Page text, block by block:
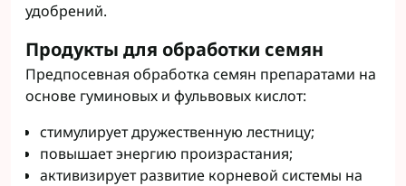
удобрений.
Продукты для обработки семян
Предпосевная обработка семян препаратами на
основе гуминовых и фульвовых кислот:
стимулирует дружественную лестницу;
повышает энергию произрастания;
активизирует развитие корневой системы на